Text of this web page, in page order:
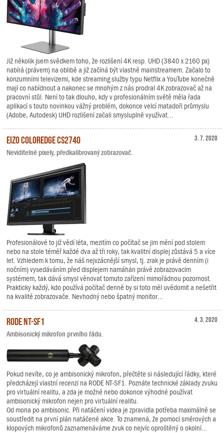
Již několik jsem svědkem toho, že rozlišení 4K resp. UHD (3840 x 2160 px)
nabírá (právem) na oblibě a již začíná být vlastně mainstreamem. Začalo to
konzumními televizemi, kde streaming služby typu Netflix a YouTube konečně
mají co nabídnout a nakonec se mnohým z nás prodral 4K zobrazovač až na
pracovní stůl. Není to tak dlouho, kdy v profesionálním světě měla řada
aplikací s touto novinkou vážný problém, dokonce velcí matadoři průmyslu
(Adobe, Autodesk) UHD rozlišení začali smysluplně využívat...
3. 7. 2020
EIZO ColorEdge CS2740
Neviditelné pixely, předkalibrovaný zobrazovač.
Profesionálové to již vědí léta, mezitím co počítač se jim mění pod stolem
nebo na stole téměř každé dva až tři roky, tak kvalitní displej zůstává 5 a více
let. Vzhledem k tomu, že náš nejvzácnější smysl, tj. zrak je právě denním (i
nočním) vysedáváním před displejem namáhán právě zobrazovacím
systémem, tak dává smysl věnovat tomuto zařízení mimořádnou pozornost.
Prakticky každý, kdo používá počítač denně by si toto měl uvědomit a nešetřit
na kvalitě zobrazovače. Nevhodný nebo špatný monitor...
4. 3. 2020
RODE NT-SF1
Ambisonický mikrofon prvního řádu.
Pokud nevíte, co je ambisonický mikrofon, přečtěte si následující řádky, které
předcházejí vlastní recenzi na RODE NT-SF1. Poznáte technické základy zvuku
pro virtuální realitu, a zda je možné nebo dokonce výhodné používat
ambisonický mikrofon nejen pro virtuální realitu.
Od mona po ambisonic. Při natáčení videa je zpravidla potřeba maximálně se
soustředit na první plán natáčené akce. To znamená, že pomocí směrových a
klopových mikrofonů zaznamenáváme zvuk co nejvíc oproštěný o okolní...